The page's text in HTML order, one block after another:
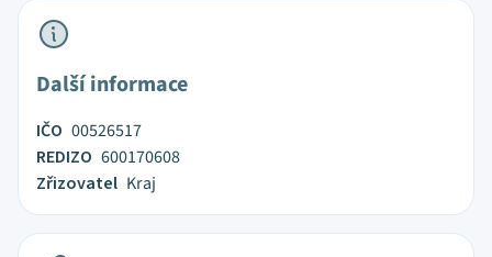
Další informace
IČO 00526517
REDIZO 600170608
Zřizovatel Kraj